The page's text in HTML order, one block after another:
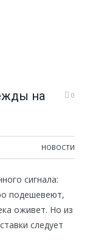
на
0
НОВОСТИ
сигнала:
подешевеют,
оживет. Но из
следует